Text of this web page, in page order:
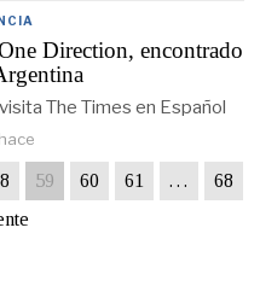
Direction, encontrado
The Times en Español
59 60 61 …
68